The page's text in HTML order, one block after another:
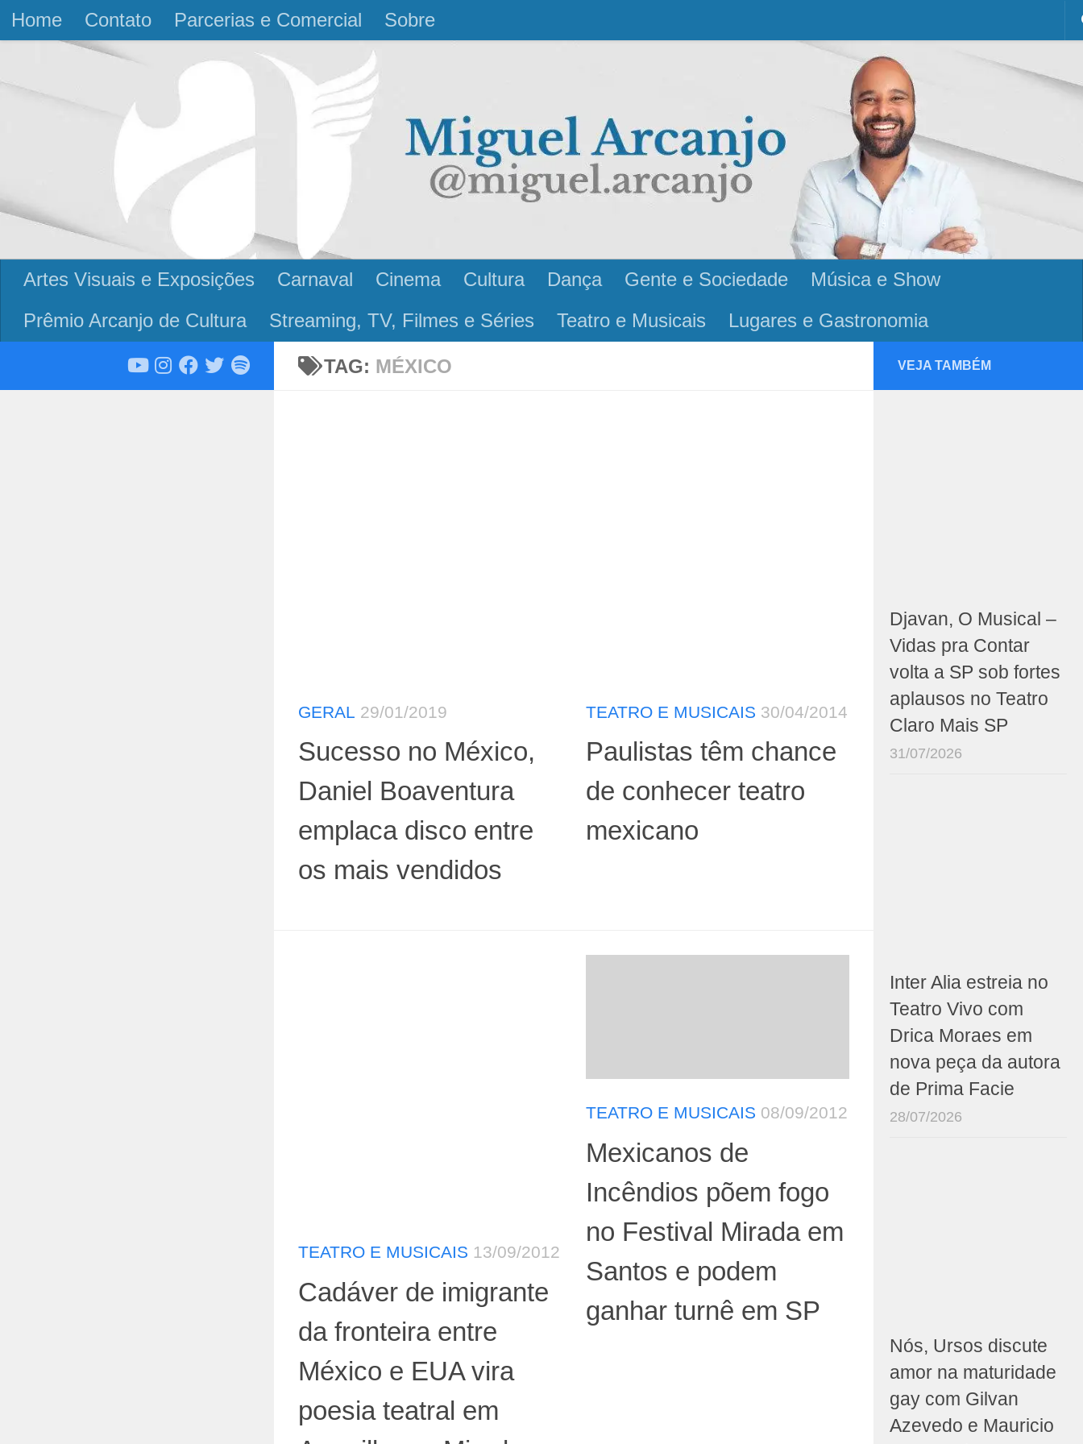
Skip to content
Home Contato Parcerias e Comercial Sobre
Artes Visuais e Exposições Carnaval Cinema Cultura Dança Gente e Sociedade
Música e Show
Prêmio Arcanjo de Cultura
Streaming, TV, Filmes e Séries Teatro e Musicais Lugares e Gastronomia
TAG: MÉXICO
GERAL 29/01/2019
Sucesso no México,
Daniel Boaventura
emplaca disco entre
os mais vendidos
TEATRO E MUSICAIS 30/04/2014
Paulistas têm chance
de conhecer teatro
mexicano
TEATRO E MUSICAIS 13/09/2012
Cadáver de imigrante
da fronteira entre
México e EUA vira
poesia teatral em
TEATRO E MUSICAIS 08/09/2012
Mexicanos de
Incêndios põem fogo
no Festival Mirada em
Santos e podem
ganhar turnê em SP
VEJA TAMBÉM
Djavan, O Musical –
Vidas pra Contar
volta a SP sob fortes
aplausos no Teatro
Claro Mais SP
31/07/2026
Inter Alia estreia no
Teatro Vivo com
Drica Moraes em
nova peça da autora
de Prima Facie
28/07/2026
Nós, Ursos discute
amor na maturidade
gay com Gilvan
Azevedo e Mauricio